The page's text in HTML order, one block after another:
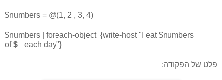
$numbers = @(1, 2 , 3, 4)
$numbers | foreach-object {write-host "I eat $numbers
of$_ each day"}
פלט של הפקודה: